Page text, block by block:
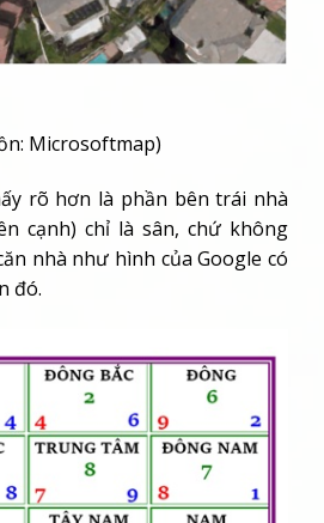
Microsoftmap)
rõ hơn là phần bên trái nhà
cạnh) chỉ là sân, chứ không
nhà như hình của Google có
đó.